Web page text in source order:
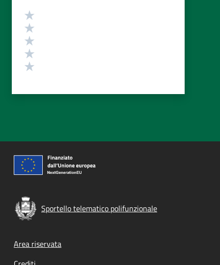
Valutazione
Sportello telematico polifunzionale
Footer menu
Area riservata